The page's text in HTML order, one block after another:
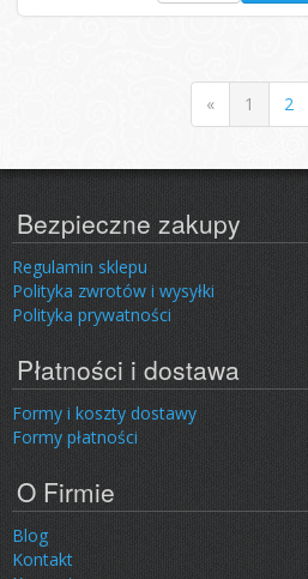
« 1 2
Bezpieczne zakupy
Regulamin sklepu
Polityka zwrotów i wysyłki
Polityka prywatności
Płatności i dostawa
Formy i koszty dostawy
Formy płatności
O Firmie
Blog
Kontakt